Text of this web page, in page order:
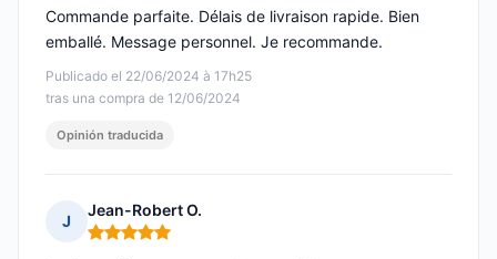
Publicado el 22/06/2024 à 17h25
tras una compra de 12/06/2024
Commande parfaite. Délais de livraison rapide. Bien
emballé. Message personnel. Je recommande.
Opinión traducida
J
Jean-Robert O.
Nota: 5 de 5